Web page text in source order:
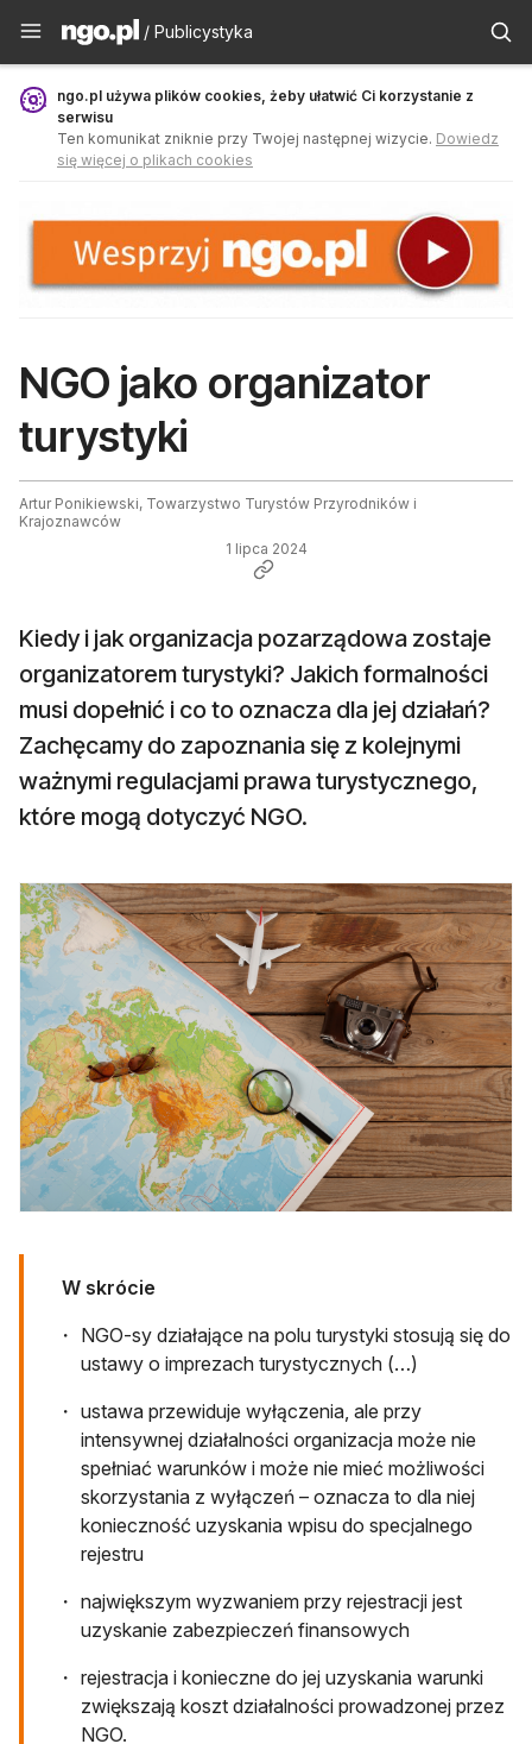
Publicystyka - ngo.pl
/ Publicystyka
ngo.pl używa plików cookies, żeby ułatwić Ci korzystanie z
serwisu
Ten komunikat zniknie przy Twojej następnej wizycie. Dowiedz
się więcej o plikach cookies
NGO jako organizator
turystyki
Artur Ponikiewski, Towarzystwo Turystów Przyrodników i
Krajoznawców
1 lipca 2024
Kiedy i jak organizacja pozarządowa zostaje
organizatorem turystyki? Jakich formalności
musi dopełnić i co to oznacza dla jej działań?
Zachęcamy do zapoznania się z kolejnymi
ważnymi regulacjami prawa turystycznego,
które mogą dotyczyć NGO.
W skrócie
NGO-sy działające na polu turystyki stosują się do
ustawy o imprezach turystycznych (…)
ustawa przewiduje wyłączenia, ale przy
intensywnej działalności organizacja może nie
spełniać warunków i może nie mieć możliwości
skorzystania z wyłączeń – oznacza to dla niej
konieczność uzyskania wpisu do specjalnego
rejestru
największym wyzwaniem przy rejestracji jest
uzyskanie zabezpieczeń finansowych
rejestracja i konieczne do jej uzyskania warunki
zwiększają koszt działalności prowadzonej przez
NGO.